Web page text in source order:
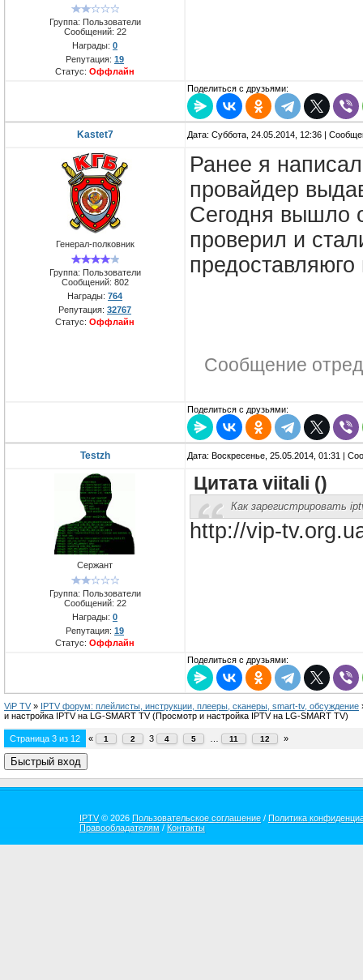
Группа: Пользователи
Сообщений: 22
Награды: 0
Репутация: 19
Статус: Оффлайн
Поделиться с друзьями:
Kastet7 Дата: Суббота, 24.05.2014, 12:36 |
Генерал-полковник
Группа: Пользователи
Сообщений: 802
Награды: 764
Репутация: 32767
Статус: Оффлайн
Ранее я
провайдер
Сегодня вышло
проверил и
предоставляюго
Сообщение
Поделиться с друзьями:
Testzh Дата: Воскресенье, 25.05.2014, 01:31 |
Сержант
Группа: Пользователи
Сообщений: 22
Награды: 0
Репутация: 19
Статус: Оффлайн
Цитата viitali ()
Как зарегистрировать
http://vip-
Поделиться с друзьями:
ViP TV » IPTV форум: плейлисты, инструкции, плееры, сканеры, smart-tv, обсуждение
и настройка IPTV на LG-SMART TV (Просмотр и настройка IPTV на LG-SMART TV)
Страница 3 из 12 « 1 2 3 4 5 11 12 »
IPTV© 2026 Пользовательское соглашение / Политика
Правообладателям / Контакты